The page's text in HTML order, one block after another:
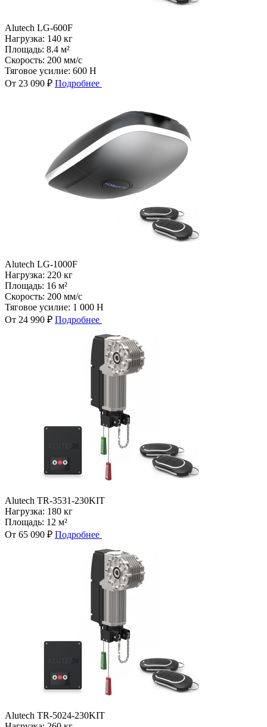
Alutech LG-600F
Нагрузка: 140 кг
Площадь: 8.4 м²
Скорость: 200 мм/с
Тяговое усилие: 600 Н
От 23 090 ₽ Подробнее
Alutech LG-1000F
Нагрузка: 220 кг
Площадь: 16 м²
Скорость: 200 мм/с
Тяговое усилие: 1 000 Н
От 24 990 ₽ Подробнее
Alutech TR-3531-230KIT
Нагрузка: 180 кг
Площадь: 12 м²
От 65 090 ₽ Подробнее
Alutech TR-5024-230KIT